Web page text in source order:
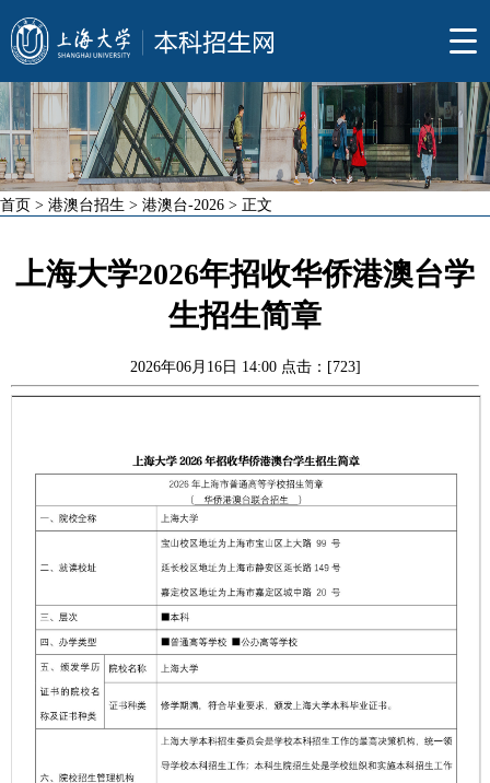
首页 > 港澳台招生 > 港澳台-2026 > 正文
上海大学2026年招收华侨港澳台学
生招生简章
2026年06月16日 14:00 点击：[723]